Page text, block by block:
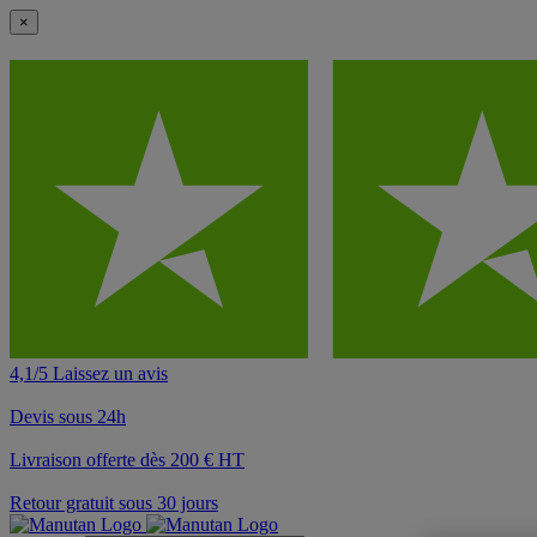
×
4,1/5 Laissez un avis
Devis sous 24h
Livraison offerte dès 200 € HT
Retour gratuit sous 30 jours